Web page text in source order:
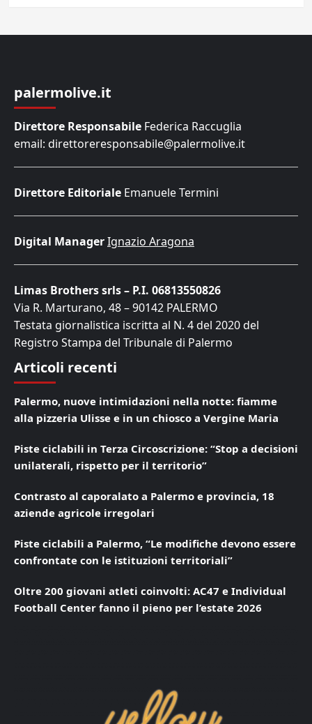
palermolive.it
Direttore Responsabile Federica Raccuglia
email: direttoreresponsabile@palermolive.it
Direttore Editoriale Emanuele Termini
Digital ManagerIgnazio Aragona
Limas Brothers srls – P.I. 06813550826
Via R. Marturano, 48 – 90142 PALERMO
Testata giornalistica iscritta al N. 4 del 2020 del
Registro Stampa del Tribunale di Palermo
Articoli recenti
Palermo, nuove intimidazioni nella notte: fiamme
alla pizzeria Ulisse e in un chiosco a Vergine Maria
Piste ciclabili in Terza Circoscrizione: “Stop a decisioni
unilaterali, rispetto per il territorio”
Contrasto al caporalato a Palermo e provincia, 18
aziende agricole irregolari
Piste ciclabili a Palermo, “Le modifiche devono essere
confrontate con le istituzioni territoriali”
Oltre 200 giovani atleti coinvolti: AC47 e Individual
Football Center fanno il pieno per l’estate 2026